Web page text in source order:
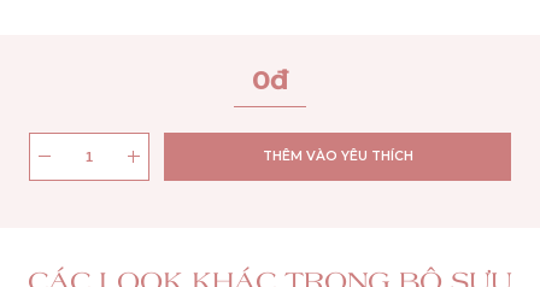
0đ
THÊM VÀO YÊU THÍCH